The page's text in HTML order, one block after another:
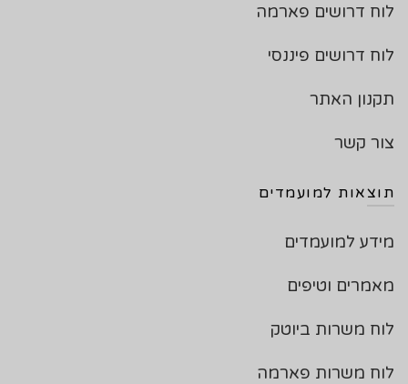
לוח דרושים פארמה
לוח דרושים פיננסי
תקנון האתר
צור קשר
תוצאות למועמדים
מידע למועמדים
מאמרים וטיפים
לוח משרות ביוטק
לוח משרות פארמה